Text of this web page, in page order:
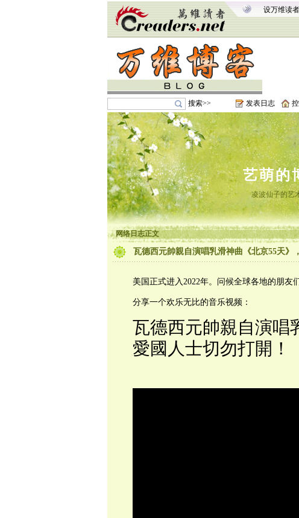
设万维读
搜索>> 发表日志
艺萌的
凌波仙子的艺
网络日志正文
瓦德西元帥親自演唱乳滑神曲《北京55天》
美国正式进入2022年。问候全球各地的朋友
分享一个欢乐无比的音乐视频：
瓦德西元帥親自演唱
愛國人士切勿打開！